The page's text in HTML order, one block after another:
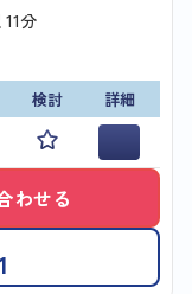
11分
検討
詳細
わせる